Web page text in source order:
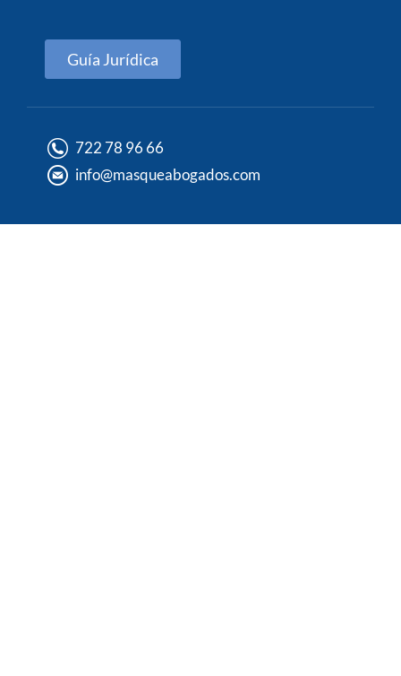
Guía Jurídica
722 78 96 66
info@masqueabogados.com